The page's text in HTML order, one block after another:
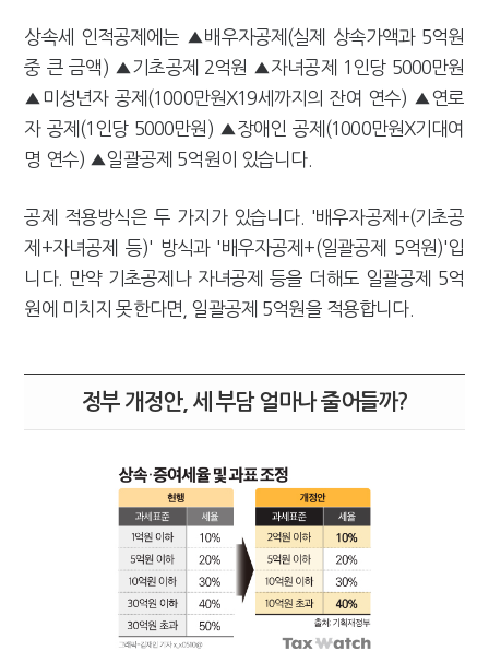
상속세 인적공제에는 ▲배우자공제(실제 상속가액과 5억원
중 큰 금액) ▲기초공제 2억원 ▲자녀공제 1인당 5000만원
▲미성년자 공제(1000만원X19세까지의 잔여 연수) ▲연로
자 공제(1인당 5000만원) ▲장애인 공제(1000만원X기대여
명 연수) ▲일괄공제 5억원이 있습니다.
공제 적용방식은 두 가지가 있습니다. '배우자공제+(기초공
제+자녀공제 등)' 방식과 '배우자공제+(일괄공제 5억원)'입
니다. 만약 기초공제나 자녀공제 등을 더해도 일괄공제 5억
원에 미치지 못한다면, 일괄공제 5억원을 적용합니다.
정부 개정안, 세 부담 얼마나 줄어들까?